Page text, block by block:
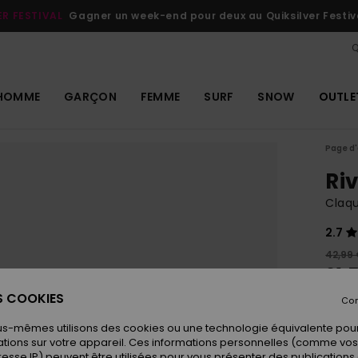
FESTIVAL Gagner un week-end pour deux au Quiksilver
GARÇON FEMME SURF SNOW
Page
2.7
42,99
COOKIES
mêmes utilisons des cookies ou une technologie équivalente
sur votre appareil. Ces informations personnelles (comme